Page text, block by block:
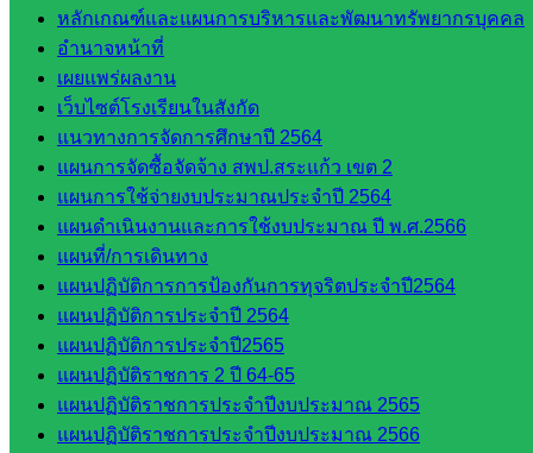
หลักเกณฑ์และแผนการบริหารและพัฒนาทรัพยากรบุคคล
อำนาจหน้าที่
เผยแพร่ผลงาน
เว็บไซต์โรงเรียนในสังกัด
แนวทางการจัดการศึกษาปี 2564
แผนการจัดซื้อจัดจ้าง สพป.สระแก้ว เขต 2
แผนการใช้จ่ายงบประมาณประจำปี 2564
แผนดำเนินงานและการใช้งบประมาณ ปี พ.ศ.2566
แผนที่/การเดินทาง
แผนปฏิบัติการการป้องกันการทุจริตประจำปี2564
แผนปฏิบัติการประจำปี 2564
แผนปฏิบัติการประจำปี2565
แผนปฏิบัติราชการ 2 ปี 64-65
แผนปฏิบัติราชการประจำปีงบประมาณ 2565
แผนปฏิบัติราชการประจำปีงบประมาณ 2566
เว็บไซต์
อ.ค.ก.ศ.เขต
พื้นที่การ
ศึกษา
ดาวน์โหลด
เอกสาร
กลุ่
มอำนวย
การ
กลุ่ม
บริหาร
งานงาน